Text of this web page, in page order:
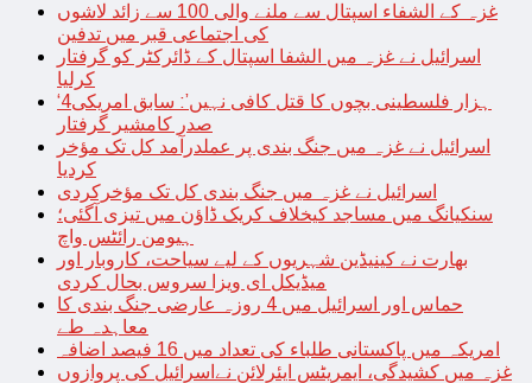
غزہ کے الشفاء اسپتال سے ملنے والی 100 سے زائد لاشوں
کی اجتماعی قبر میں تدفین
اسرائیل نے غزہ میں الشفا اسپتال کے ڈائرکٹر کو گرفتار
کرلیا
‘4ہزار فلسطینی بچوں کا قتل کافی نہیں’: سابق امریکی
صدر کامشیر گرفتار
اسرائیل نے غزہ میں جنگ بندی پر عملدرآمد کل تک مؤخر
کردیا
اسرائیل نے غزہ میں جنگ بندی کل تک مؤخرکردی
سنکیانگ میں مساجد کیخلاف کریک ڈاؤن میں تیزی آگئی؛
ہیومن رائٹس واچ
بھارت نے کینیڈین شہریوں کے لیے سیاحت، کاروبار اور
میڈیکل ای ویزا سروس بحال کردی
حماس اور اسرائیل میں 4 روزہ عارضی جنگ بندی کا
معاہدہ طے
امریکہ میں پاکستانی طلباء کی تعداد میں 16 فیصد اضافہ
غزہ میں کشیدگی، ایمریٹس ایئرلائن نےاسرائیل کی پروازوں